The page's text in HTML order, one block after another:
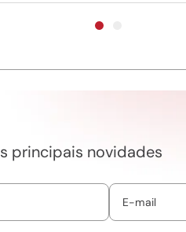
principais novidades